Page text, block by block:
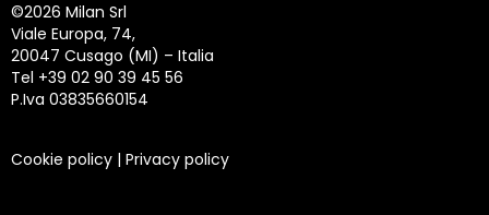
©2026 Milan Srl
Viale Europa, 74,
20047 Cusago (MI) – Italia
Tel +39 02 90 39 45 56
P.Iva 03835660154
Cookie policy | Privacy policy